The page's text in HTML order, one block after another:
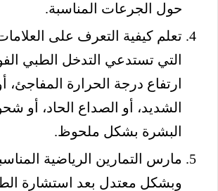
حول الجرعات المناسبة.
تعلم كيفية التعرف على
التي تستدعي التدخل الطبي
ارتفاع درجة الحرارة
الشديد، أو الصداع الحاد، أو
البشرة بشكل ملحوظ.
مارس التمارين الرياضية
وبشكل معتدل بعد استشارة